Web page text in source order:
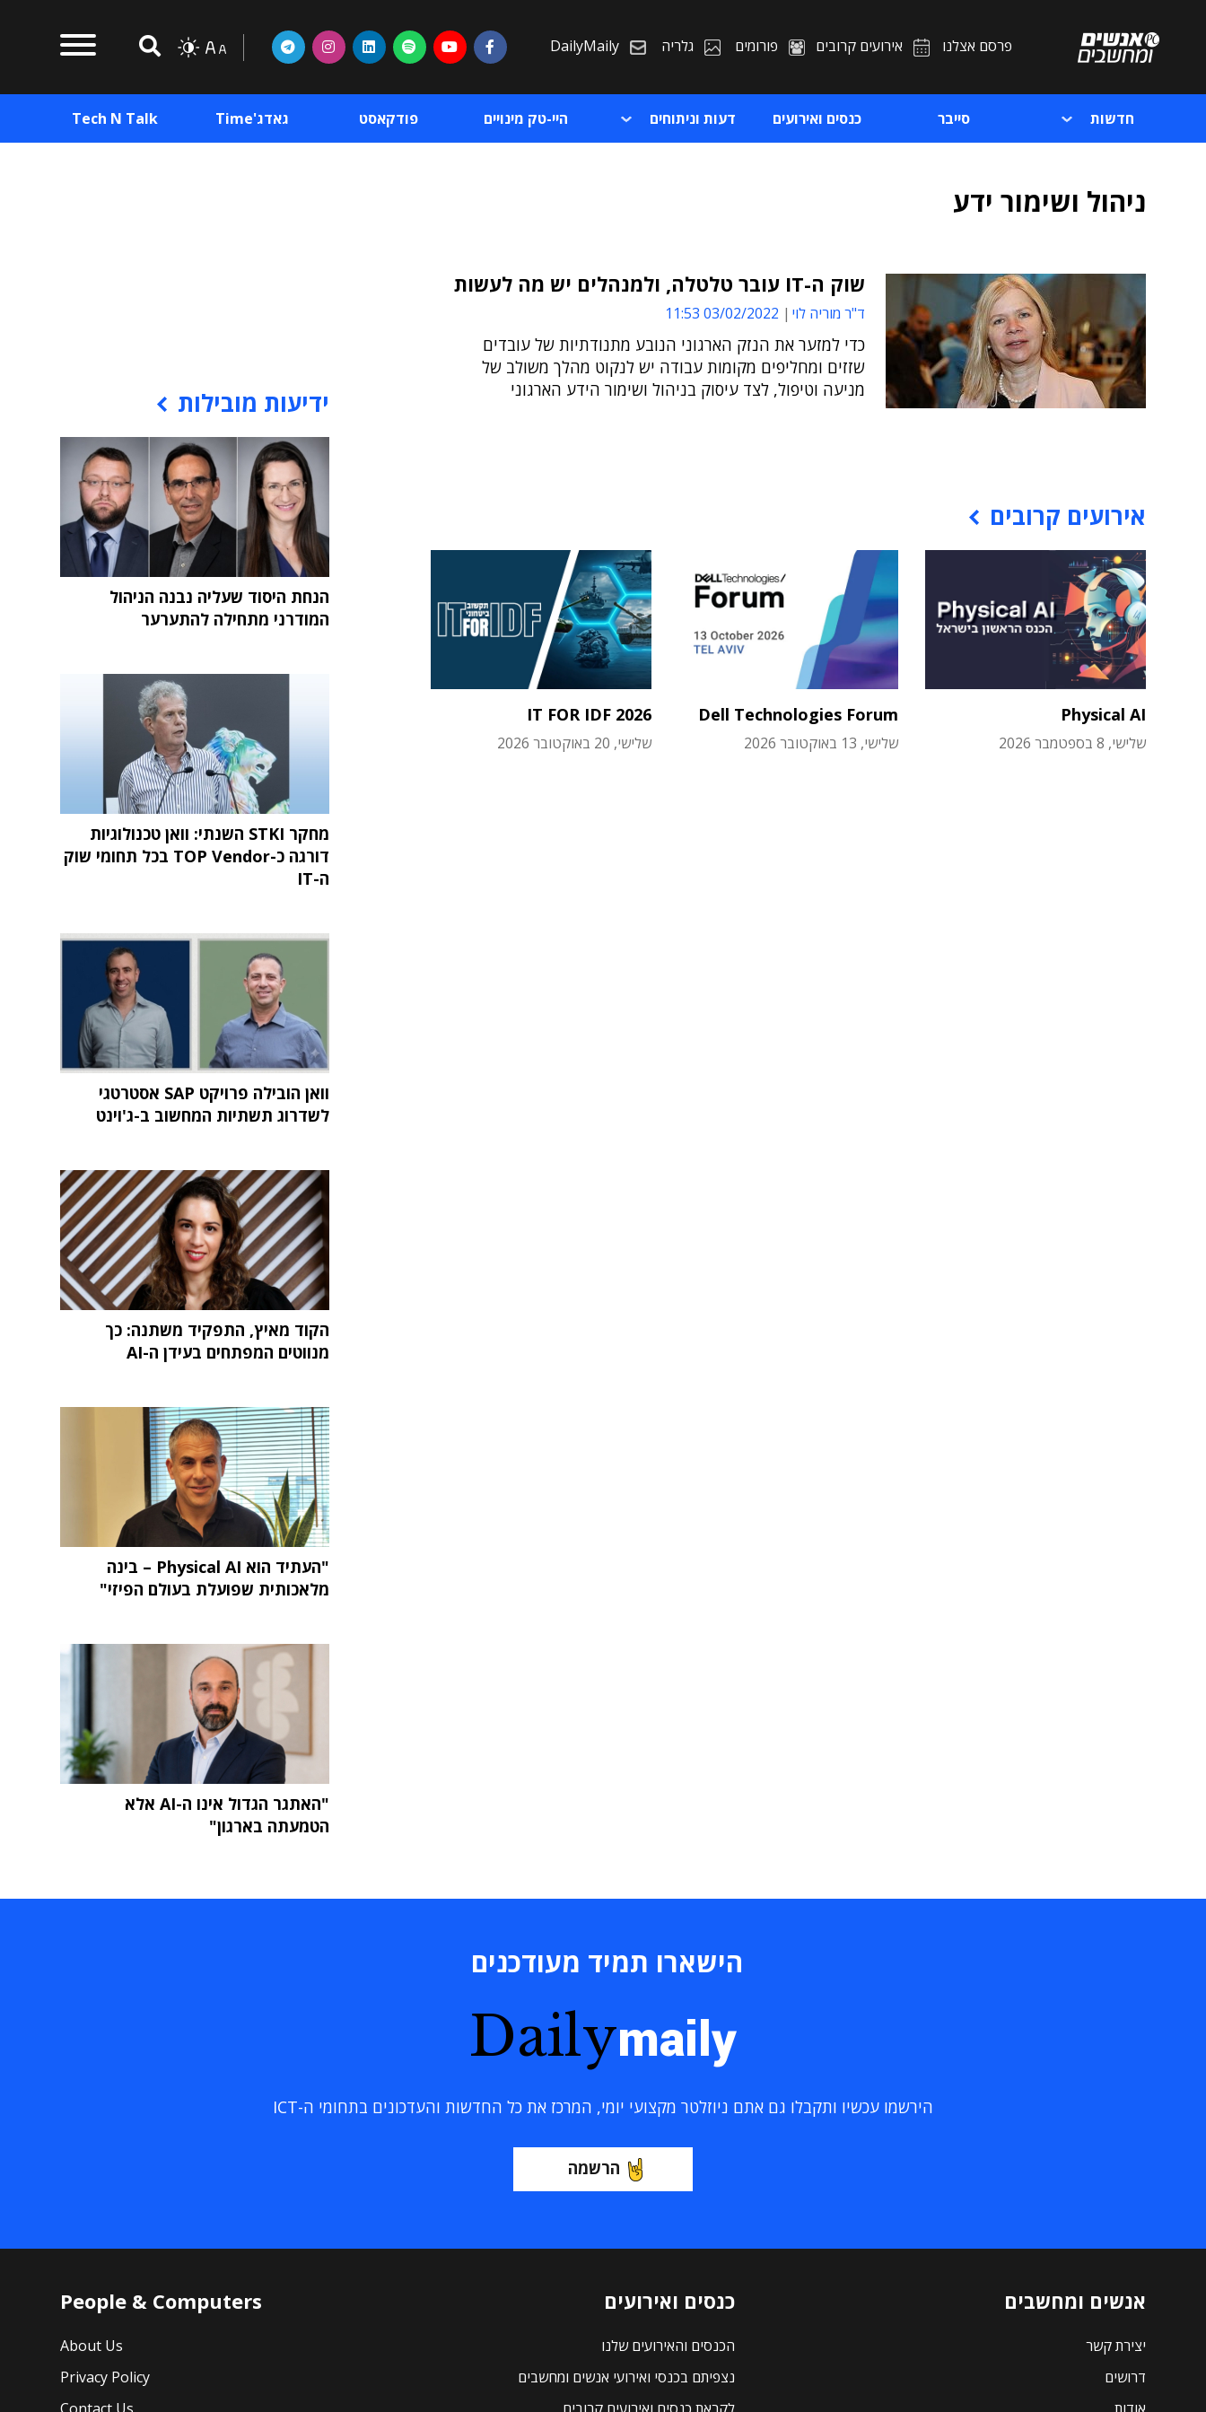
פרסם אצלנו אירועים קרובים פורומים גלריה DailyMaily
חדשות סייבר כנסים ואירועים דעות וניתוחים היי-טק מינויים פודקאסט גאדג'Time Tech N Talk
ניהול ושימור ידע
שוק ה-IT עובר טלטלה, ולמנהלים יש מה לעשות
ד"ר מוריה לוי 03/02/2022 11:53
כדי למזער את הנזק הארגוני הנובע מתנודתיות של עובדים
שזזים ומחליפים מקומות עבודה יש לנקוט מהלך משולב של
מניעה וטיפול, לצד עיסוק בניהול ושימור הידע הארגוני
אירועים קרובים
Physical AI
שלישי, 8 בספטמבר 2026
Dell Technologies Forum
שלישי, 13 באוקטובר 2026
IT FOR IDF 2026
שלישי, 20 באוקטובר 2026
ידיעות מובילות
הנחת היסוד שעליה נבנה הניהול
המודרני מתחילה להתערער
מחקר STKI השנתי: וואן טכנולוגיות
דורגה כ-TOP Vendor בכל תחומי שוק
ה-IT
וואן הובילה פרויקט SAP אסטרטגי
לשדרוג תשתיות המחשוב ב-ג'וינט
הקוד מאיץ, התפקיד משתנה: כך
מנווטים המפתחים בעידן ה-AI
"העתיד הוא Physical AI – בינה
מלאכותית שפועלת בעולם הפיזי"
"האתגר הגדול אינו ה-AI אלא
הטמעתה בארגון"
הישארו תמיד מעודכנים
Dailymaily
הירשמו עכשיו ותקבלו גם אתם ניוזלטר מקצועי יומי, המרכז את כל החדשות והעדכונים בתחומי ה-ICT
הרשמה
אנשים ומחשבים
יצירת קשר
דרושים
כנסים ואירועים
הכנסים והאירועים שלנו
נצפיתם בכנסי ואירועי אנשים ומחשבים
People & Computers
About Us
Privacy Policy